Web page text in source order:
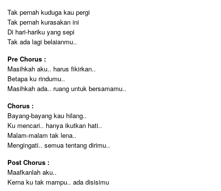
Tak pernah kuduga kau pergi
Tak pernah kurasakan ini
Di hari-hariku yang sepi
Tak ada lagi belaianmu..
Pre Chorus :
Masihkah aku.. harus fikirkan..
Betapa ku rindumu..
Masihkah ada.. ruang untuk bersamamu..
Chorus :
Bayang-bayang kau hilang..
Ku mencari.. hanya ikutkan hati..
Malam-malam tak lena..
Mengingati.. semua tentang dirimu..
Post Chorus :
Maafkanlah aku..
Kerna ku tak mampu.. ada disisimu